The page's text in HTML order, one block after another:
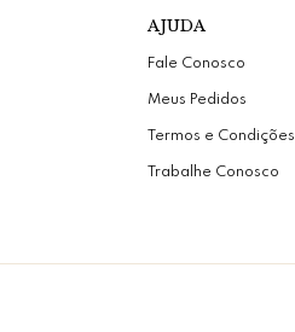
AJUDA
Fale Conosco
Meus Pedidos
Termos e Condições
Trabalhe Conosco